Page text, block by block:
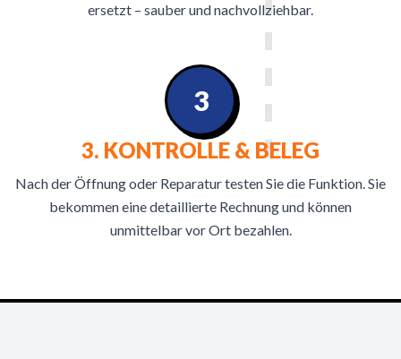
ersetzt – sauber und nachvollziehbar.
3. KONTROLLE & BELEG
Nach der Öffnung oder Reparatur testen Sie die Funktion. Sie
bekommen eine detaillierte Rechnung und können
unmittelbar vor Ort bezahlen.
3